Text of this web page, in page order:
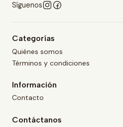
Síguenos
Categorías
Quiénes somos
Términos y condiciones
Información
Contacto
Contáctanos